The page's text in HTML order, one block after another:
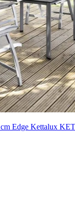
Edge Kettalux